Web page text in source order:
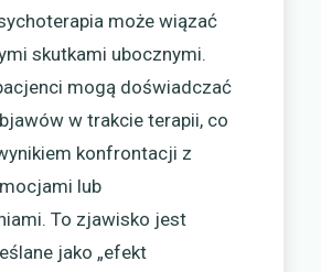
może wiązać
skutkami ubocznymi.
mogą doświadczać
w trakcie terapii, co
konfrontacji z
lub
To zjawisko jest
jako „efekt